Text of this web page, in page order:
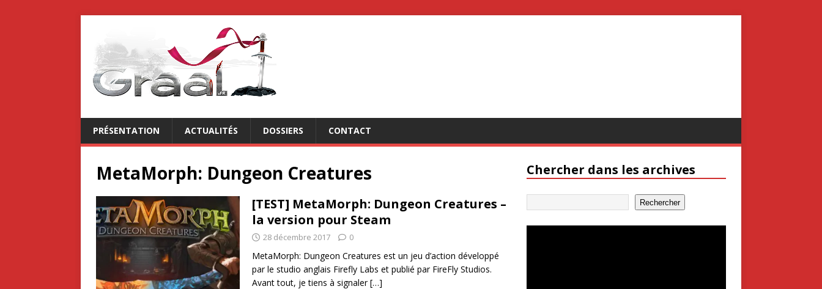
PRÉSENTATION ACTUALITÉS DOSSIERS CONTACT
MetaMorph: Dungeon Creatures
[TEST] MetaMorph: Dungeon Creatures –
la version pour Steam
28 décembre 2017 0
MetaMorph: Dungeon Creatures est un jeu d’action développé
par le studio anglais Firefly Labs et publié par FireFly Studios.
Avant tout, je tiens à signaler[…]
Chercher dans les archives
Rechercher